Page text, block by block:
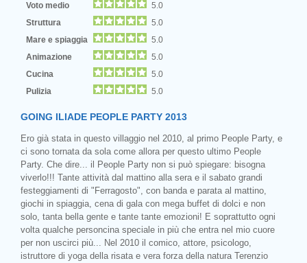
Voto medio
5.0
Struttura
5.0
Mare e spiaggia
5.0
Animazione
5.0
Cucina
5.0
Pulizia
5.0
GOING ILIADE PEOPLE PARTY 2013
Ero già stata in questo villaggio nel 2010, al primo People Party, e
ci sono tornata da sola come allora per questo ultimo People
Party. Che dire... il People Party non si può spiegare: bisogna
viverlo!!! Tante attività dal mattino alla sera e il sabato grandi
festeggiamenti di "Ferragosto", con banda e parata al mattino,
giochi in spiaggia, cena di gala con mega buffet di dolci e non
solo, tanta bella gente e tante tante emozioni! E soprattutto ogni
volta qualche personcina speciale in più che entra nel mio cuore
per non uscirci più... Nel 2010 il comico, attore, psicologo,
istruttore di yoga della risata e vera forza della natura Terenzio